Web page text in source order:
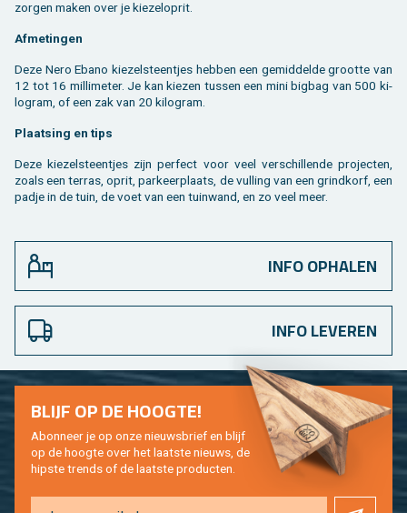
zor­gen maken over je kie­zelo­prit.
Af­me­tin­gen
Deze Nero Ebano kie­zel­steen­tjes heb­ben een ge­mid­del­de groot­te van
12 tot 16 mil­li­me­ter. Je kan kie­zen tus­sen een mini big­bag van 500 ki­
lo­gram, of een zak van 20 ki­lo­gram.
Plaat­sing en tips
Deze kie­zel­steen­tjes zijn per­fect voor veel ver­schil­len­de pro­jec­ten,
zoals een ter­ras, oprit, par­keer­plaats, de vul­ling van een grind­korf, een
padje in de tuin, de voet van een tuin­wand, en zo veel meer.
INFO OPHALEN
INFO LEVEREN
BLIJF OP DE HOOG­TE!
Abon­neer je op onze nieuws­brief en blijf
op de hoog­te over het laat­ste nieuws, de
hip­s­te trends of de laat­ste pro­duc­ten.